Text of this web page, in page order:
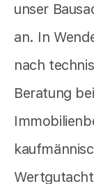
unser
an. In
nach
Beratung